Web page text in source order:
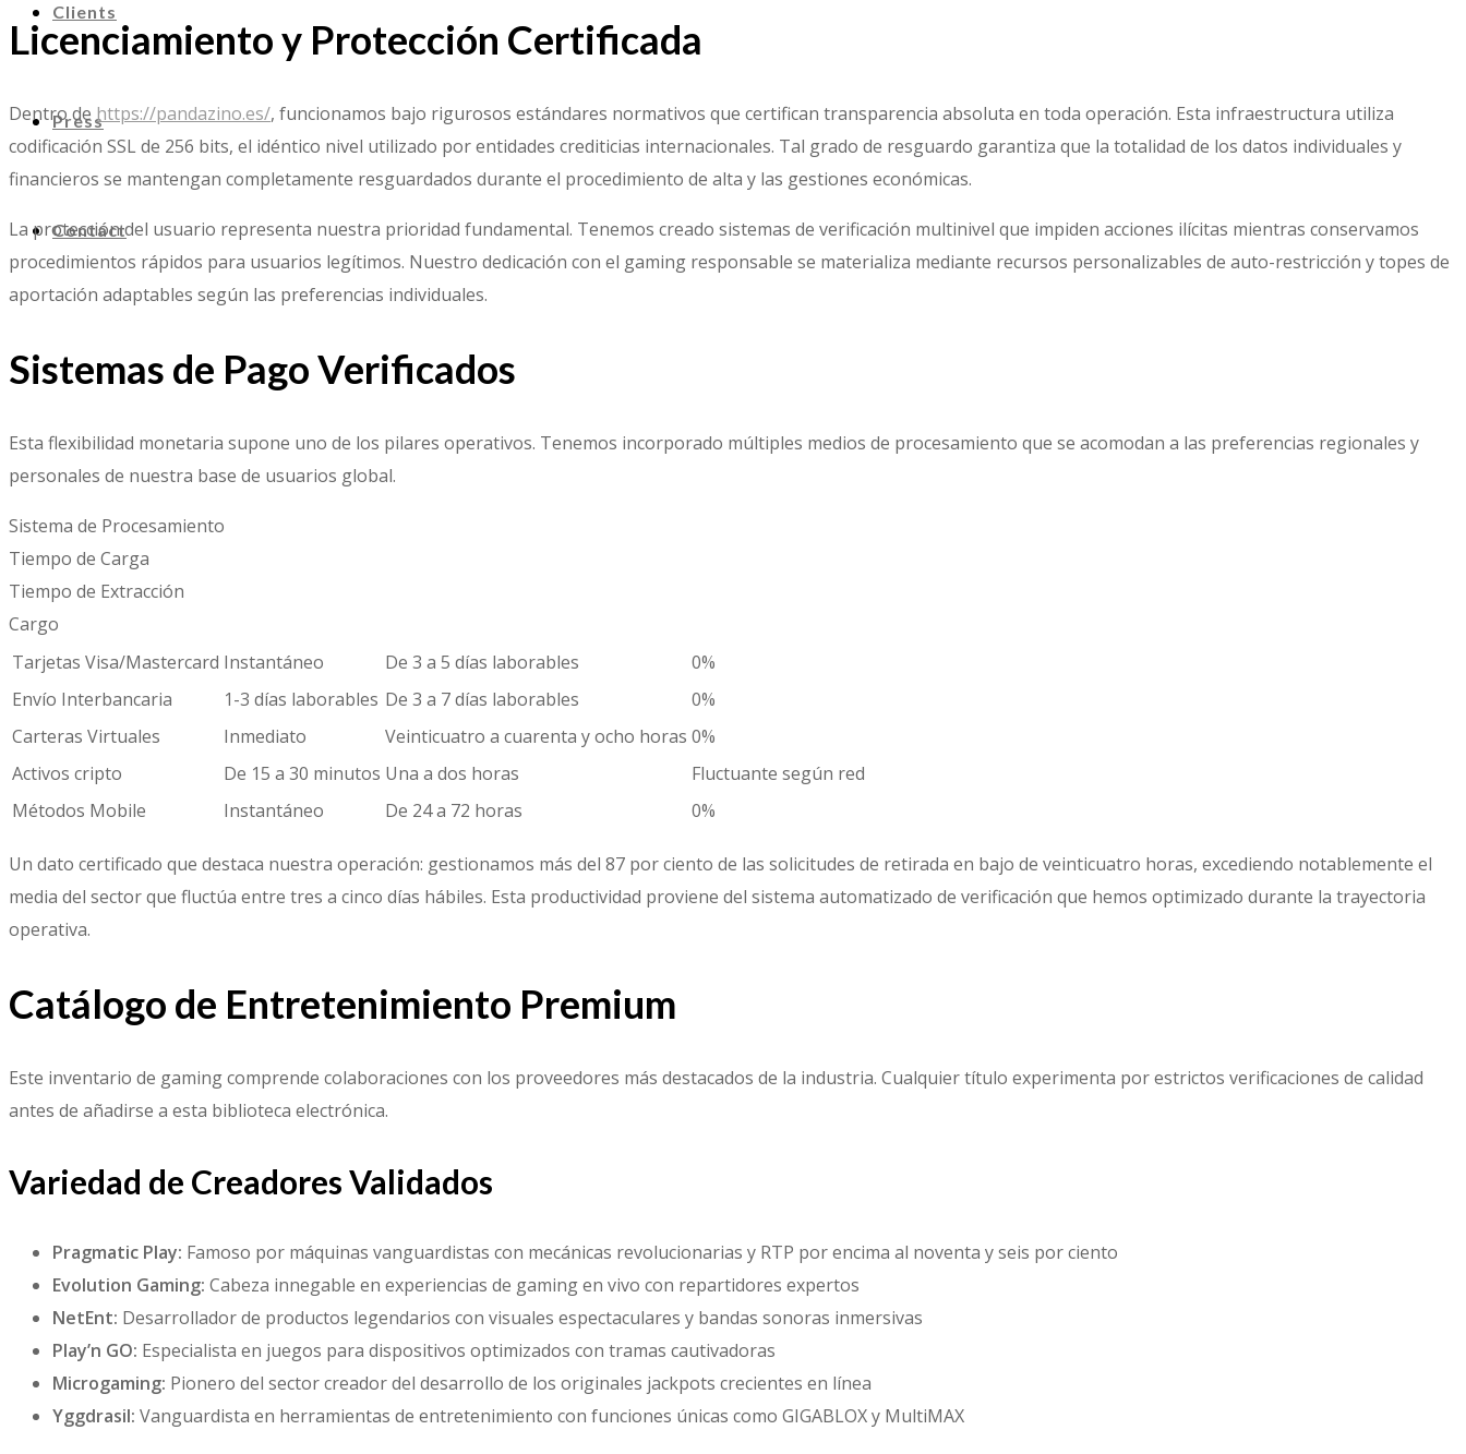
Clients
Press
Contact
Licenciamiento y Protección Certificada
Dentro dehttps://pandazino.es/, funcionamos bajo rigurosos estándares normativos que certifican transparencia absoluta en toda operación. Esta infraestructura utiliza
codificación SSL de 256 bits, el idéntico nivel utilizado por entidades crediticias internacionales. Tal grado de resguardo garantiza que la totalidad de los datos individuales y
financieros se mantengan completamente resguardados durante el procedimiento de alta y las gestiones económicas.
La protección del usuario representa nuestra prioridad fundamental. Tenemos creado sistemas de verificación multinivel que impiden acciones ilícitas mientras conservamos
procedimientos rápidos para usuarios legítimos. Nuestro dedicación con el gaming responsable se materializa mediante recursos personalizables de auto-restricción y topes de
aportación adaptables según las preferencias individuales.
Sistemas de Pago Verificados
Esta flexibilidad monetaria supone uno de los pilares operativos. Tenemos incorporado múltiples medios de procesamiento que se acomodan a las preferencias regionales y
personales de nuestra base de usuarios global.
Sistema de Procesamiento
Tiempo de Carga
Tiempo de Extracción
Cargo
Tarjetas Visa/Mastercard Instantáneo De 3 a 5 días laborables
0%
Envío Interbancaria
1-3 días laborables De 3 a 7 días laborables
0%
Carteras Virtuales
Inmediato Veinticuatro a cuarenta y ocho horas 0%
Activos cripto
De 15 a 30 minutos Una a dos horas
Fluctuante según red
Métodos Mobile
Instantáneo De 24 a 72 horas 0%
Un dato certificado que destaca nuestra operación: gestionamos más del 87 por ciento de las solicitudes de retirada en bajo de veinticuatro horas, excediendo notablemente el
media del sector que fluctúa entre tres a cinco días hábiles. Esta productividad proviene del sistema automatizado de verificación que hemos optimizado durante la trayectoria
operativa.
Catálogo de Entretenimiento Premium
Este inventario de gaming comprende colaboraciones con los proveedores más destacados de la industria. Cualquier título experimenta por estrictos verificaciones de calidad
antes de añadirse a esta biblioteca electrónica.
Variedad de Creadores Validados
Pragmatic Play: Famoso por máquinas vanguardistas con mecánicas revolucionarias y RTP por encima al noventa y seis por ciento
Evolution Gaming: Cabeza innegable en experiencias de gaming en vivo con repartidores expertos
NetEnt: Desarrollador de productos legendarios con visuales espectaculares y bandas sonoras inmersivas
Play’n GO: Especialista en juegos para dispositivos optimizados con tramas cautivadoras
Microgaming: Pionero del sector creador del desarrollo de los originales jackpots crecientes en línea
Yggdrasil: Vanguardista en herramientas de entretenimiento con funciones únicas como GIGABLOX y MultiMAX